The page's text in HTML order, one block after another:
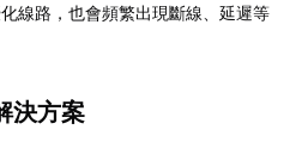
線路，也會頻繁出現斷線、延遲等
決方案